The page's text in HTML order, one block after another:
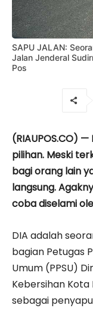
SAPU JALAN:
Jalan Jenderal
Pos
(RIAUPOS.CO)
pilihan. Meski
bagi orang lain
langsung.
coba diselami
DIA adalah
bagian Petugas
Umum (PPSU)
Kebersihan
sebagai